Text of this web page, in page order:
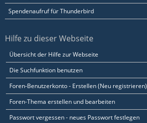
Spendenaufruf für Thunderbird
Hilfe zu dieser Webseite
Übersicht der Hilfe zur Webseite
Die Suchfunktion benutzen
Foren-Benutzerkonto - Erstellen (Neu registrieren)
Foren-Thema erstellen und bearbeiten
Passwort vergessen - neues Passwort festlegen